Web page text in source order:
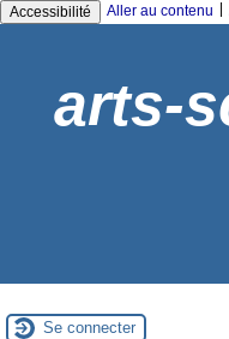
Accessibilité Aller au contenu
arts-
Se connecter